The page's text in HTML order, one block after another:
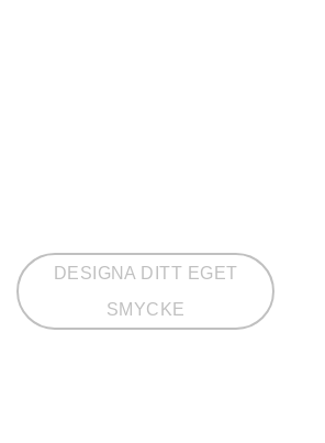
DESIGNA DITT EGET
SMYCKE